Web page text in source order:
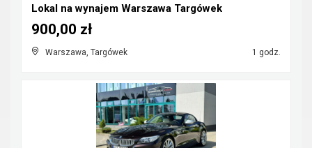
Lokal na wynajem Warszawa Targówek
Warszawa, Targówek 1 godz.
900,00 zł